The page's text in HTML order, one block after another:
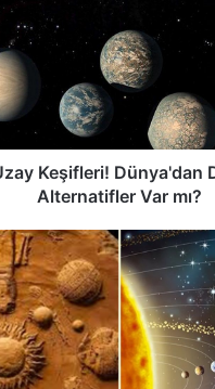
Keşifleri! Dünya'dan
Alternatifler Var mı?